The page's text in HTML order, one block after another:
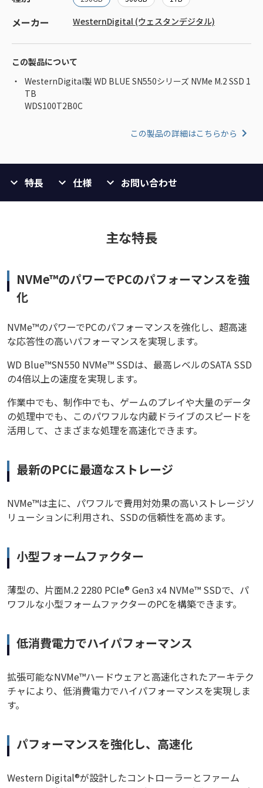
メーカー WesternDigital (ウェスタンデジタル)
この製品について
WesternDigital製 WD BLUE SN550シリーズ NVMe M.2 SSD 1
TB
WDS100T2B0C
この製品の詳細はこちらから
特長 仕様 お問い合わせ
主な特長
NVMe™のパワーでPCのパフォーマンスを強
化
NVMe™のパワーでPCのパフォーマンスを強化し、超高速
な応答性の高いパフォーマンスを実現します。
WD Blue™SN550 NVMe™ SSDは、最高レベルのSATA SSD
の4倍以上の速度を実現します。
作業中でも、制作中でも、ゲームのプレイや大量のデータ
の処理中でも、このパワフルな内蔵ドライブのスピードを
活用して、さまざまな処理を高速化できます。
最新のPCに最適なストレージ
NVMe™は主に、パワフルで費用対効果の高いストレージソ
リューションに利用され、SSDの信頼性を高めます。
小型フォームファクター
薄型の、片面M.2 2280 PCIe® Gen3 x4 NVMe™ SSDで、パ
ワフルな小型フォームファクターのPCを構築できます。
低消費電力でハイパフォーマンス
拡張可能なNVMe™ハードウェアと高速化されたアーキテク
チャにより、低消費電力でハイパフォーマンスを実現しま
す。
パフォーマンスを強化し、高速化
Western Digital®が設計したコントローラーとファーム